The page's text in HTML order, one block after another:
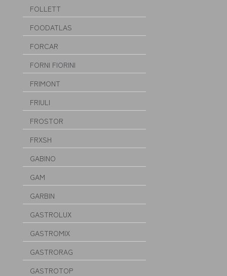
FOLLETT
FOODATLAS
FORCAR
FORNI FIORINI
FRIMONT
FRIULI
FROSTOR
FRXSH
GABINO
GAM
GARBIN
GASTROLUX
GASTROMIX
GASTRORAG
GASTROTOP